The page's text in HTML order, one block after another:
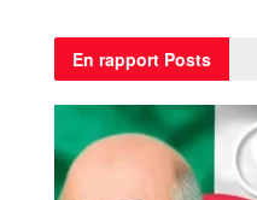
En rapport Posts